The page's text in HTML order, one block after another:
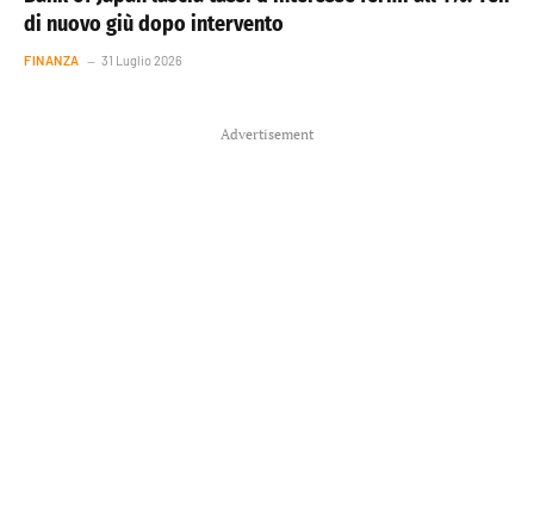
di nuovo giù dopo intervento
FINANZA 31 Luglio 2026
Advertisement